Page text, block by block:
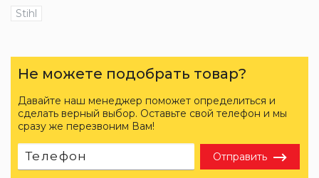
Stihl
Не можете подобрать товар?
Давайте наш менеджер поможет определиться и
сделать верный выбор. Оставьте свой телефон и мы
сразу же перезвоним Вам!
Отправить